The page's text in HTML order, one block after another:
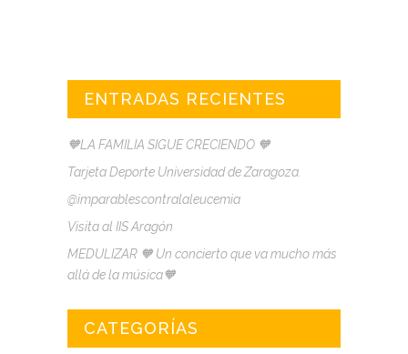
ENTRADAS RECIENTES
🧡LA FAMILIA SIGUE CRECIENDO 🧡
Tarjeta Deporte Universidad de Zaragoza.
@imparablescontralaleucemia
Visita al IIS Aragón
MEDULIZAR 🧡 Un concierto que va mucho más
allá de la música🧡
CATEGORÍAS